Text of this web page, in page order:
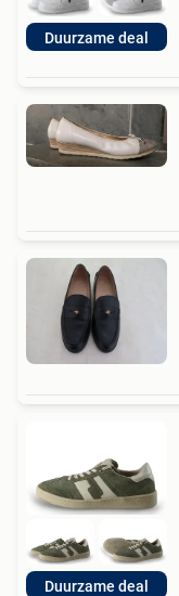
Duurzame deal
Duurzame deal